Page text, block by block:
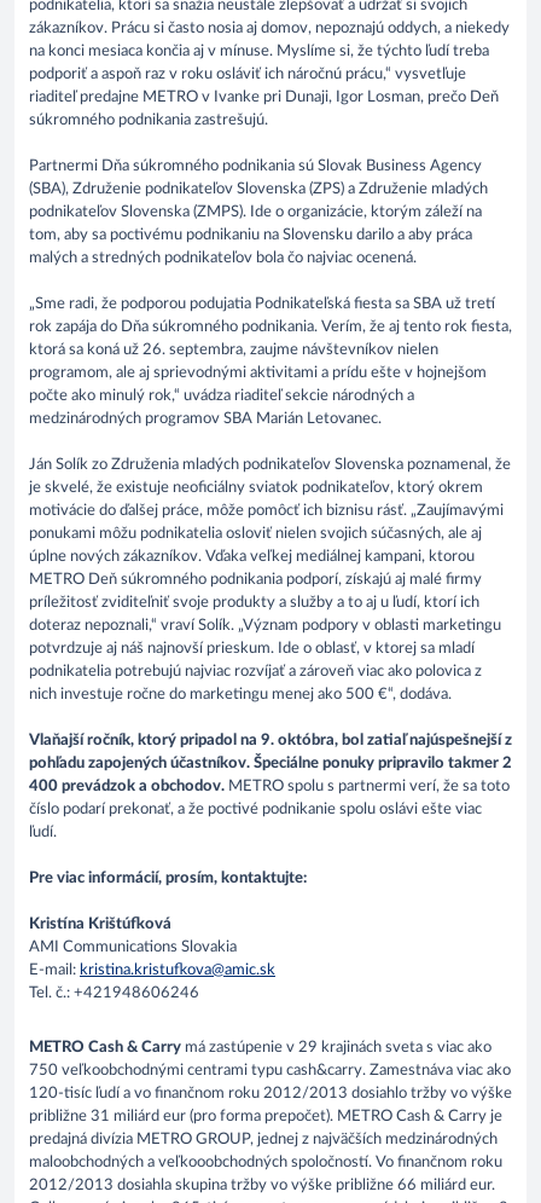
podnikatelia, ktorí sa snažia neustále zlepšovať a udržať si svojich
zákazníkov. Prácu si často nosia aj domov, nepoznajú oddych, a niekedy
na konci mesiaca končia aj v mínuse. Myslíme si, že týchto ľudí treba
podporiť a aspoň raz v roku osláviť ich náročnú prácu,“ vysvetľuje
riaditeľ predajne METRO v Ivanke pri Dunaji, Igor Losman, prečo Deň
súkromného podnikania zastrešujú.
Partnermi Dňa súkromného podnikania sú Slovak Business Agency
(SBA), Združenie podnikateľov Slovenska (ZPS) a Združenie mladých
podnikateľov Slovenska (ZMPS). Ide o organizácie, ktorým záleží na
tom, aby sa poctivému podnikaniu na Slovensku darilo a aby práca
malých a stredných podnikateľov bola čo najviac ocenená.
„Sme radi, že podporou podujatia Podnikateľská fiesta sa SBA už tretí
rok zapája do Dňa súkromného podnikania. Verím, že aj tento rok fiesta,
ktorá sa koná už 26. septembra, zaujme návštevníkov nielen
programom, ale aj sprievodnými aktivitami a prídu ešte v hojnejšom
počte ako minulý rok,“ uvádza riaditeľ sekcie národných a
medzinárodných programov SBA Marián Letovanec.
Ján Solík zo Združenia mladých podnikateľov Slovenska poznamenal, že
je skvelé, že existuje neoficiálny sviatok podnikateľov, ktorý okrem
motivácie do ďalšej práce, môže pomôcť ich biznisu rásť. „Zaujímavými
ponukami môžu podnikatelia osloviť nielen svojich súčasných, ale aj
úplne nových zákazníkov. Vďaka veľkej mediálnej kampani, ktorou
METRO Deň súkromného podnikania podporí, získajú aj malé firmy
príležitosť zviditeľniť svoje produkty a služby a to aj u ľudí, ktorí ich
doteraz nepoznali,“ vraví Solík. „Význam podpory v oblasti marketingu
potvrdzuje aj náš najnovší prieskum. Ide o oblasť, v ktorej sa mladí
podnikatelia potrebujú najviac rozvíjať a zároveň viac ako polovica z
nich investuje ročne do marketingu menej ako 500 €“, dodáva.
Vlaňajší ročník, ktorý pripadol na 9. októbra, bol zatiaľ najúspešnejší z
pohľadu zapojených účastníkov. Špeciálne ponuky pripravilo takmer 2
400 prevádzok a obchodov. METRO spolu s partnermi verí, že sa toto
číslo podarí prekonať, a že poctivé podnikanie spolu oslávi ešte viac
ľudí.
Pre viac informácií, prosím, kontaktujte:
Kristína Krištúfková
AMI Communications Slovakia
E-mail: kristina.kristufkova@amic.sk
Tel. č.: +421948606246
METRO Cash & Carry má zastúpenie v 29 krajinách sveta s viac ako
750 veľkoobchodnými centrami typu cash&carry. Zamestnáva viac ako
120-tisíc ľudí a vo finančnom roku 2012/2013 dosiahlo tržby vo výške
približne 31 miliárd eur (pro forma prepočet). METRO Cash & Carry je
predajná divízia METRO GROUP, jednej z najväčších medzinárodných
maloobchodných a veľkooobchodných spoločností. Vo finančnom roku
2012/2013 dosiahla skupina tržby vo výške približne 66 miliárd eur.